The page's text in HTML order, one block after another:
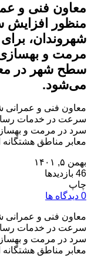
معاون فنی و
منظور
شهروندان،
مرمت و بهسازی
سطح شهر در
می‌شود.
معاون فنی و عمرانی
سرعت در خدمات
سرد در مرمت و
معابر مناطق هشتگانه
بهمن ۵, ۱۴۰۱
46 بازدیدها
چاپ
0 دیدگاه ها
معاون فنی و عمرانی
سرعت در خدمات
سرد در مرمت و
معابر مناطق